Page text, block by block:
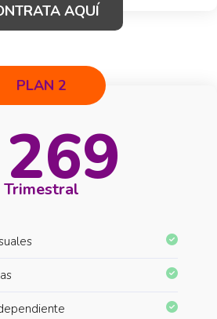
AQUÍ
PLAN 2
269
Trimestral